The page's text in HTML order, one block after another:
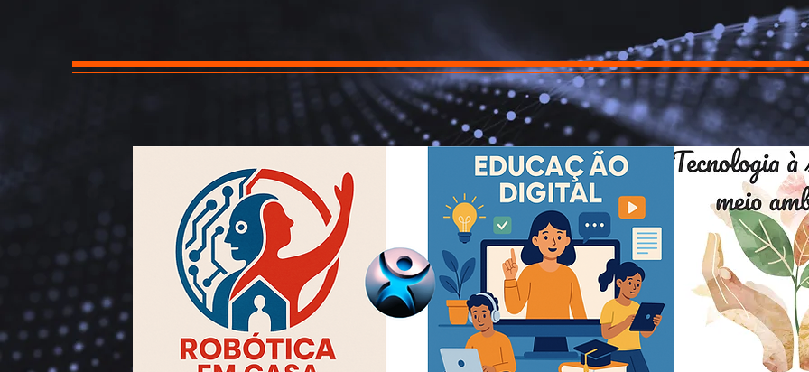
utilizadas na busca por soluções para desafios globais. Se você chegou
porque está pronto para se juntar a nós nessa incrível jornada!